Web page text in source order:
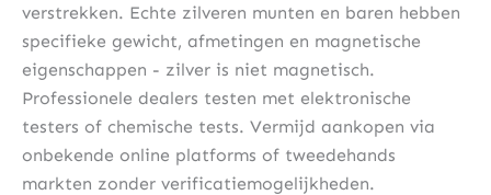
verstrekken. Echte zilveren munten en baren hebben
specifieke gewicht, afmetingen en magnetische
eigenschappen - zilver is niet magnetisch.
Professionele dealers testen met elektronische
testers of chemische tests. Vermijd aankopen via
onbekende online platforms of tweedehands
markten zonder verificatiemogelijkheden.